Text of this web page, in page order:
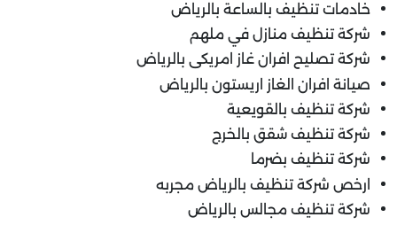
خادمات تنظيف بالساعة بالرياض
شركة تنظيف منازل في ملهم
شركة تصليح افران غاز امريكى بالرياض
صيانة افران الغاز اريستون بالرياض
شركة تنظيف بالقويعية
شركة تنظيف شقق بالخرج
شركة تنظيف بضرما
ارخص شركة تنظيف بالرياض مجربه
شركة تنظيف مجالس بالرياض